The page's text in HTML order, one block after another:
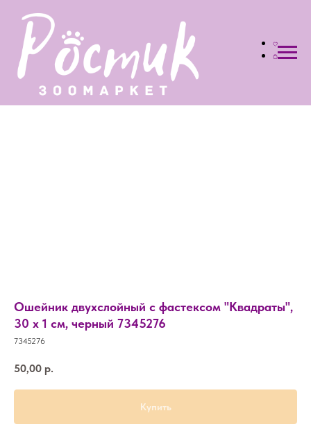
Ошейник двухслойный с фастексом "Квадраты",
30 х 1 см, черный 7345276
7345276
50,00 р.
Купить